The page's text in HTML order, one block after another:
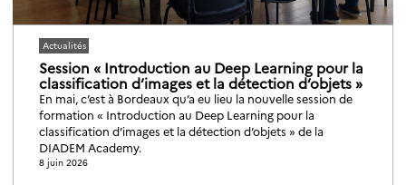
Actualités
Session « Introduction au Deep Learning pour la
classification d’images et la détection d’objets »
En mai, c’est à Bordeaux qu’a eu lieu la nouvelle session de
formation « Introduction au Deep Learning pour la
classification d’images et la détection d’objets » de la
DIADEM Academy.
8 juin 2026